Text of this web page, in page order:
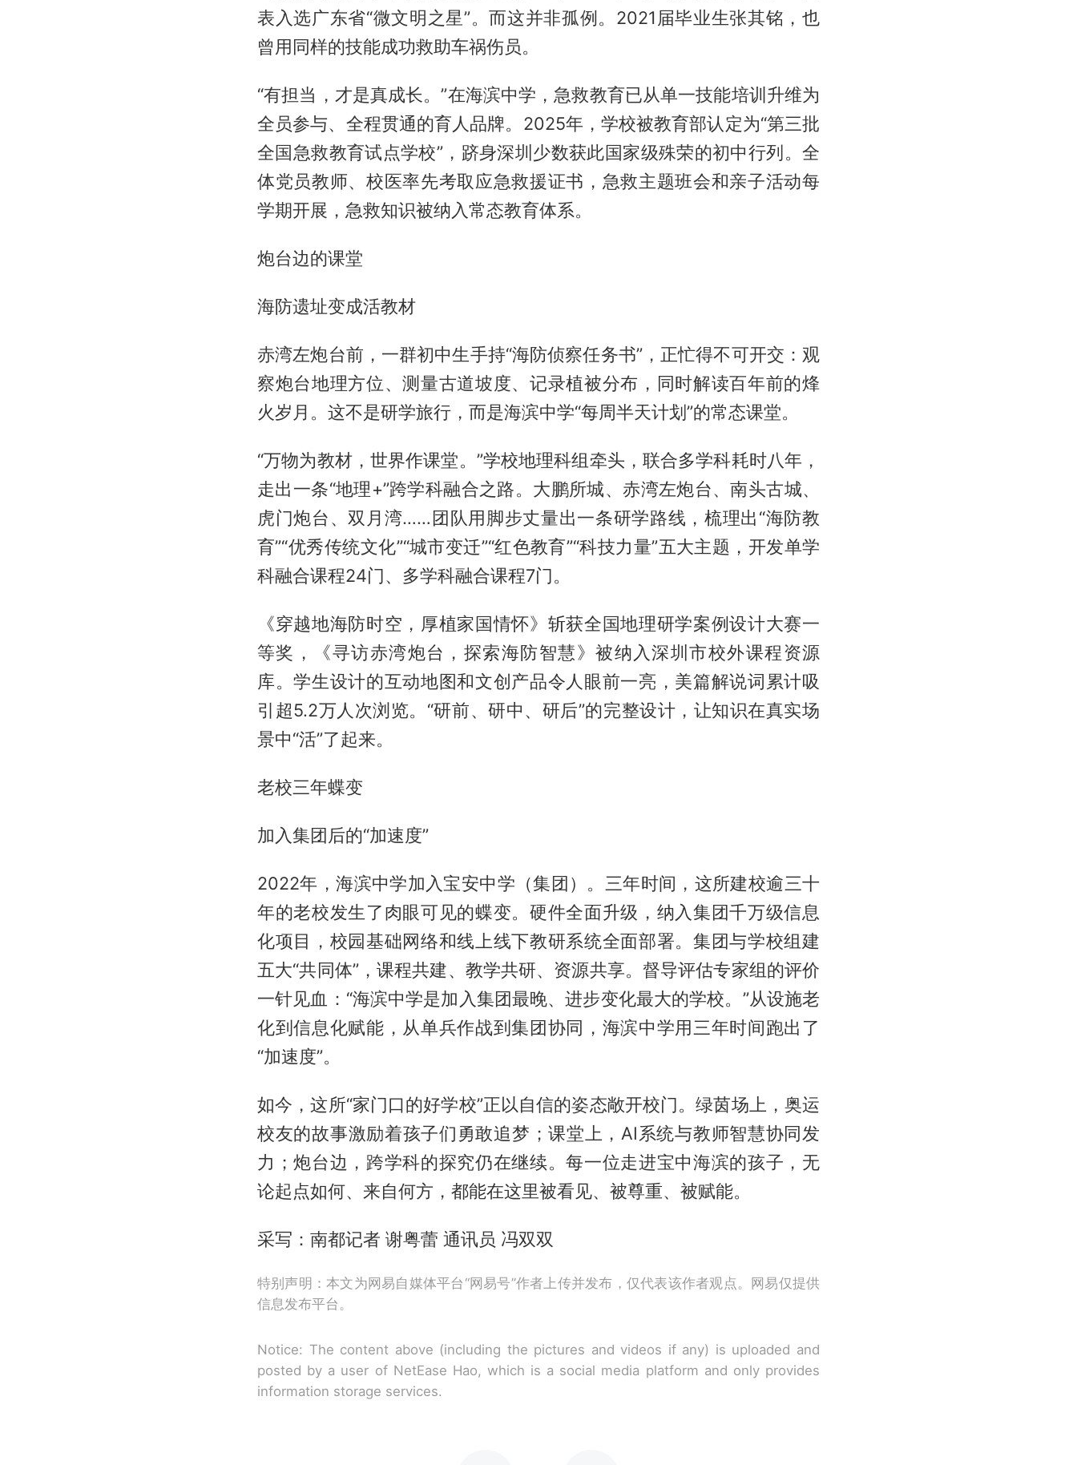
表入选广东省“微文明之星”。而这并非孤例。2021届毕业生张其铭，也
曾用同样的技能成功救助车祸伤员。
“有担当，才是真成长。”在海滨中学，急救教育已从单一技能培训升维为
全员参与、全程贯通的育人品牌。2025年，学校被教育部认定为“第三批
全国急救教育试点学校”，跻身深圳少数获此国家级殊荣的初中行列。全
体党员教师、校医率先考取应急救援证书，急救主题班会和亲子活动每
学期开展，急救知识被纳入常态教育体系。
炮台边的课堂
海防遗址变成活教材
赤湾左炮台前，一群初中生手持“海防侦察任务书”，正忙得不可开交：观
察炮台地理方位、测量古道坡度、记录植被分布，同时解读百年前的烽
火岁月。这不是研学旅行，而是海滨中学“每周半天计划”的常态课堂。
“万物为教材，世界作课堂。”学校地理科组牵头，联合多学科耗时八年，
走出一条“地理+”跨学科融合之路。大鹏所城、赤湾左炮台、南头古城、
虎门炮台、双月湾……团队用脚步丈量出一条研学路线，梳理出“海防教
育”“优秀传统文化”“城市变迁”“红色教育”“科技力量”五大主题，开发单学
科融合课程24门、多学科融合课程7门。
《穿越地海防时空，厚植家国情怀》斩获全国地理研学案例设计大赛一
等奖，《寻访赤湾炮台，探索海防智慧》被纳入深圳市校外课程资源
库。学生设计的互动地图和文创产品令人眼前一亮，美篇解说词累计吸
引超5.2万人次浏览。“研前、研中、研后”的完整设计，让知识在真实场
景中“活”了起来。
老校三年蝶变
加入集团后的“加速度”
2022年，海滨中学加入宝安中学（集团）。三年时间，这所建校逾三十
年的老校发生了肉眼可见的蝶变。硬件全面升级，纳入集团千万级信息
化项目，校园基础网络和线上线下教研系统全面部署。集团与学校组建
五大“共同体”，课程共建、教学共研、资源共享。督导评估专家组的评价
一针见血：“海滨中学是加入集团最晚、进步变化最大的学校。”从设施老
化到信息化赋能，从单兵作战到集团协同，海滨中学用三年时间跑出了
“加速度”。
如今，这所“家门口的好学校”正以自信的姿态敞开校门。绿茵场上，奥运
校友的故事激励着孩子们勇敢追梦；课堂上，AI系统与教师智慧协同发
力；炮台边，跨学科的探究仍在继续。每一位走进宝中海滨的孩子，无
论起点如何、来自何方，都能在这里被看见、被尊重、被赋能。
采写：南都记者 谢粤蕾 通讯员 冯双双
特别声明：本文为网易自媒体平台“网易号”作者上传并发布，仅代表该作者观点。网易仅提供
信息发布平台。
Notice: The content above (including the pictures and videos if any) is uploaded and
posted by a user of NetEase Hao, which is a social media platform and only provides
information storage services.